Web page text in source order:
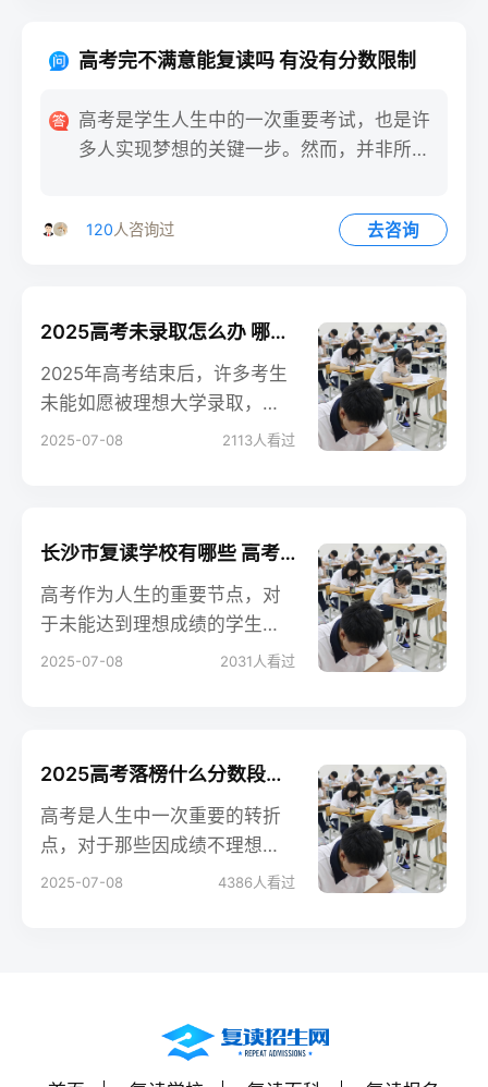
复读并非适合所有人，尤其是
入一年的时间和精力？
高考完不满意能复读吗 有没有分数限制
高考是学生人生中的一次重要考试，也是许
多人实现梦想的关键一步。然而，并非所有
120人咨询过 去咨询
2025高考未录取怎么办 哪些学校招收复读生
2025年高考结束后，许多考生
未能如愿被理想大学录取，面
对这一现实，不少学生选择复
确不招收复读生，这给复读生
2025-07-08 2113人看过
长沙市复读学校有哪些 高考复读如何选择院校
高考作为人生的重要节点，对
于未能达到理想成绩的学生来
说，复读是一个重新出发的机
注的焦点
2025-07-08 2031 人看过
2025高考落榜什么分数段适合复读
高考是人生中一次重要的转折
点，对于那些因成绩不理想而
选择复读的考生来说，了解自
2025-07-08 4386人看过